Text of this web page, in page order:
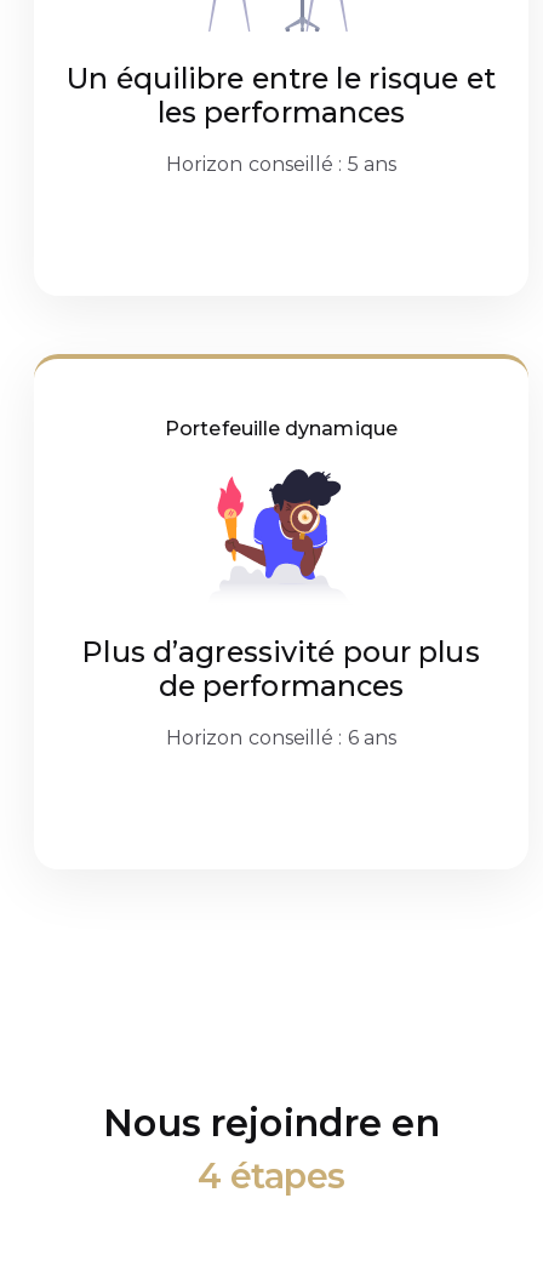
Un équilibre entre le risque et
les performances
Horizon conseillé : 5 ans
Portefeuille dynamique
Plus d’agressivité pour plus
de performances
Horizon conseillé : 6 ans
Nous rejoindre en
4 étapes